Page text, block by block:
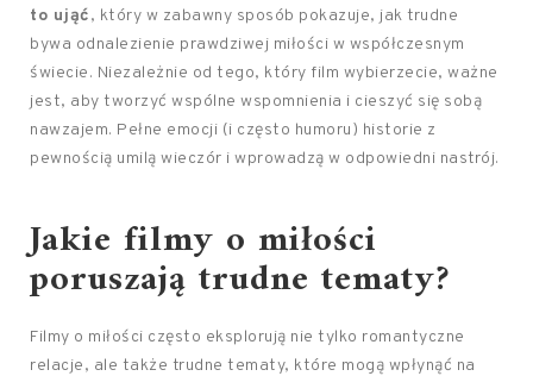
to ująć, który w zabawny sposób pokazuje, jak trudne
bywa odnalezienie prawdziwej miłości w współczesnym
świecie. Niezależnie od tego, który film wybierzecie, ważne
jest, aby tworzyć wspólne wspomnienia i cieszyć się sobą
nawzajem. Pełne emocji (i często humoru) historie z
pewnością umilą wieczór i wprowadzą w odpowiedni nastrój.
Jakie filmy o miłości
poruszają trudne tematy?
Filmy o miłości często eksplorują nie tylko romantyczne
relacje, ale także trudne tematy, które mogą wpłynąć na